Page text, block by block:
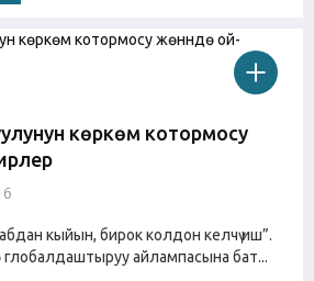
көркөм котормосу
кыйын, бирок колдон келчү иш”.
глобалдаштыруу айлампасына бат...